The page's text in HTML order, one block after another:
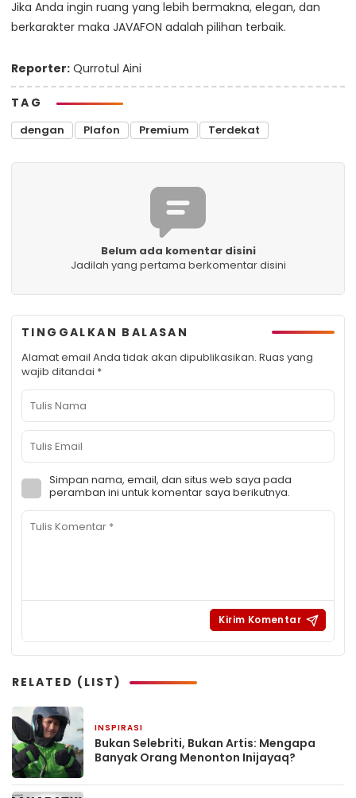
Jika Anda ingin ruang yang lebih bermakna, elegan, dan
berkarakter maka JAVAFON adalah pilihan terbaik.
Reporter: Qurrotul Aini
TAG
dengan Plafon Premium Terdekat
Belum ada komentar disini
Jadilah yang pertama berkomentar disini
TINGGALKAN BALASAN
Alamat email Anda tidak akan dipublikasikan. Ruas yang
wajib ditandai *
Simpan nama, email, dan situs web saya pada
peramban ini untuk komentar saya berikutnya.
RELATED (LIST)
INSPIRASI
Bukan Selebriti, Bukan Artis: Mengapa
Banyak Orang Menonton Inijayaq?